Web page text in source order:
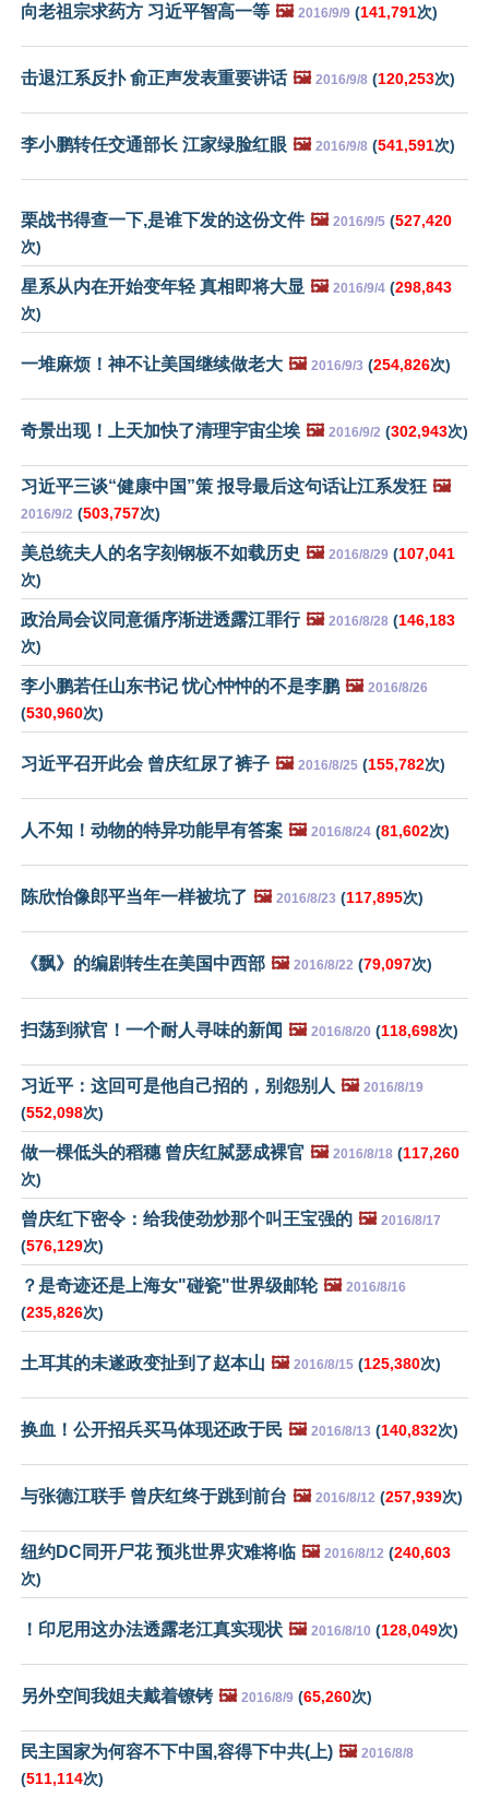
向老祖宗求药方 习近平智高一等 🖼️ 2016/9/9 (141,791次)
击退江系反扑 俞正声发表重要讲话 🖼️ 2016/9/8 (120,253次)
李小鹏转任交通部长 江家绿脸红眼 🖼️ 2016/9/8 (541,591次)
栗战书得查一下,是谁下发的这份文件 🖼️ 2016/9/5 (527,420
次)
星系从内在开始变年轻 真相即将大显 🖼️ 2016/9/4 (298,843
次)
一堆麻烦！神不让美国继续做老大 🖼️ 2016/9/3 (254,826次)
奇景出现！上天加快了清理宇宙尘埃 🖼️ 2016/9/2 (302,943次)
习近平三谈“健康中国”策 报导最后这句话让江系发狂 🖼️
2016/9/2 (503,757次)
美总统夫人的名字刻钢板不如载历史 🖼️ 2016/8/29 (107,041
次)
政治局会议同意循序渐进透露江罪行 🖼️ 2016/8/28 (146,183
次)
李小鹏若任山东书记 忧心忡忡的不是李鹏 🖼️ 2016/8/26
(530,960次)
习近平召开此会 曾庆红尿了裤子 🖼️ 2016/8/25 (155,782次)
人不知！动物的特异功能早有答案 🖼️ 2016/8/24 (81,602次)
陈欣怡像郎平当年一样被坑了 🖼️ 2016/8/23 (117,895次)
《飘》的编剧转生在美国中西部 🖼️ 2016/8/22 (79,097次)
扫荡到狱官！一个耐人寻味的新闻 🖼️ 2016/8/20 (118,698次)
习近平：这回可是他自己招的，别怨别人 🖼️ 2016/8/19
(552,098次)
做一棵低头的稻穗 曾庆红脦瑟成裸官 🖼️ 2016/8/18 (117,260
次)
曾庆红下密令：给我使劲炒那个叫王宝强的 🖼️ 2016/8/17
(576,129次)
？是奇迹还是上海女"碰瓷"世界级邮轮 🖼️ 2016/8/16
(235,826次)
土耳其的未遂政变扯到了赵本山 🖼️ 2016/8/15 (125,380次)
换血！公开招兵买马体现还政于民 🖼️ 2016/8/13 (140,832次)
与张德江联手 曾庆红终于跳到前台 🖼️ 2016/8/12 (257,939次)
纽约DC同开尸花 预兆世界灾难将临 🖼️ 2016/8/12 (240,603
次)
！印尼用这办法透露老江真实现状 🖼️ 2016/8/10 (128,049次)
另外空间我姐夫戴着镣铐 🖼️ 2016/8/9 (65,260次)
民主国家为何容不下中国,容得下中共(上) 🖼️ 2016/8/8
(511,114次)